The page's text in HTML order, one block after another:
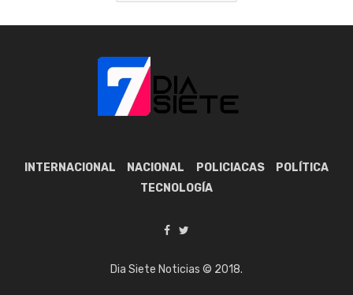
INTERNACIONAL NACIONAL POLICIACAS
POLÍTICA
TECNOLOGÍA
Dia Siete Noticias © 2018.